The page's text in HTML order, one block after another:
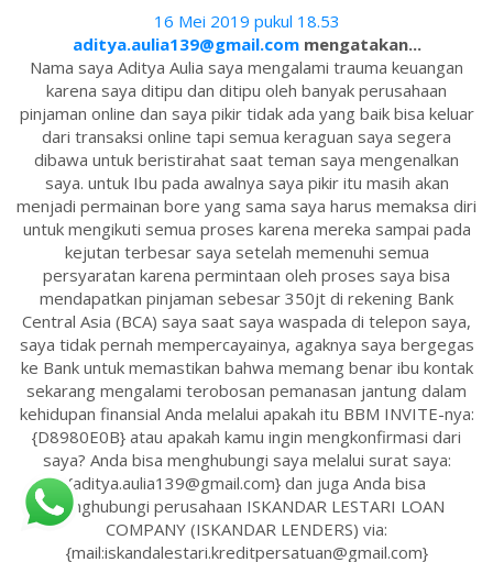
16 Mei 2019 pukul 18.53
aditya.aulia139@gmail.commengatakan...
Nama saya Aditya Aulia saya mengalami trauma keuangan
karena saya ditipu dan ditipu oleh banyak perusahaan
pinjaman online dan saya pikir tidak ada yang baik bisa keluar
dari transaksi online tapi semua keraguan saya segera
dibawa untuk beristirahat saat teman saya mengenalkan
saya. untuk Ibu pada awalnya saya pikir itu masih akan
menjadi permainan bore yang sama saya harus memaksa diri
untuk mengikuti semua proses karena mereka sampai pada
kejutan terbesar saya setelah memenuhi semua
persyaratan karena permintaan oleh proses saya bisa
mendapatkan pinjaman sebesar 350jt di rekening Bank
Central Asia (BCA) saya saat saya waspada di telepon saya,
saya tidak pernah mempercayainya, agaknya saya bergegas
ke Bank untuk memastikan bahwa memang benar ibu kontak
sekarang mengalami terobosan pemanasan jantung dalam
kehidupan finansial Anda melalui apakah itu BBM INVITE-nya:
{D8980E0B} atau apakah kamu ingin mengkonfirmasi dari
saya? Anda bisa menghubungi saya melalui surat saya:
{aditya.aulia139@gmail.com} dan juga Anda bisa
menghubungi perusahaan ISKANDAR LESTARI LOAN
COMPANY (ISKANDAR LENDERS) via:
{mail:iskandalestari.kreditpersatuan@gmail.com}